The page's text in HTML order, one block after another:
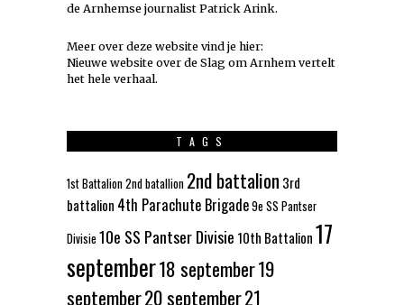
de Arnhemse journalist Patrick Arink.
Meer over deze website vind je hier:
Nieuwe website over de Slag om Arnhem vertelt
het hele verhaal.
TAGS
1st Battalion2nd batallion 2nd battalion 3rd
battalion 4th Parachute Brigade9e SS Pantser
Divisie 10e SS Pantser Divisie 10th Battalion17
september18 september19
september20 september21